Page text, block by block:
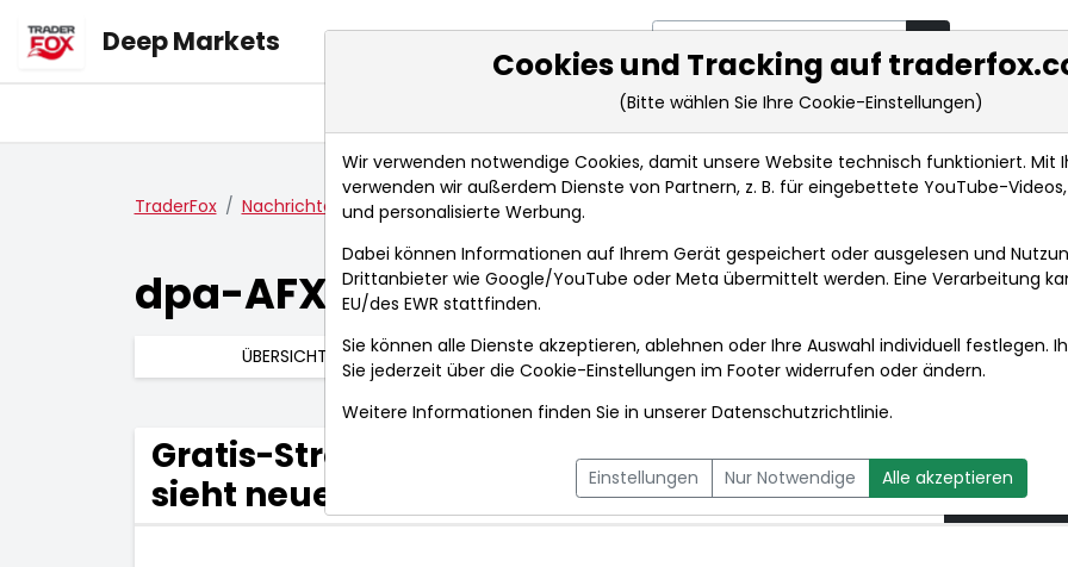
Deep Markets
Markt-Analysen Market Tools Realtimekurse Nachrichten
TraderFox Nachrichten dpa-AFX Compact Gratis-Strom für E-Autos? Strombörse EEX sieht n...
dpa-AFX Compact
ÜBERSICHT DPA-AFX PROFEED DPA-AFX COMPACT
Gratis-Strom für E-Autos? Strombörse EEX
sieht neue Chancen
um
Cookies und Tracking auf
(Bitte wählen Sie Ihre Cookie-Einstellungen)
Wir verwenden notwendige Cookies, damit unsere Website technisch funktioniert. Mit
verwenden wir außerdem Dienste von Partnern, z. B. für eingebettete YouTube-
und personalisierte Werbung.
Dabei können Informationen auf Ihrem Gerät gespeichert oder ausgelesen und
Drittanbieter wie Google/YouTube oder Meta übermittelt werden. Eine Verarbeitung
EU/des EWR stattfinden.
Sie können alle Dienste akzeptieren, ablehnen oder Ihre Auswahl individuell festlegen.
Sie jederzeit über die Cookie-Einstellungen im Footer widerrufen oder ändern.
Weitere Informationen finden Sie in unserer Datenschutzrichtlinie.
Einstellungen Nur Notwendige Alle akzeptieren